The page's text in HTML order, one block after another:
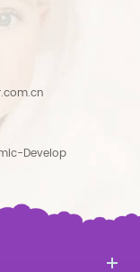
Develop